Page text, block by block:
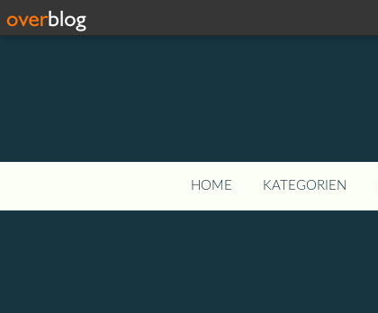
HOME KATEGORIEN